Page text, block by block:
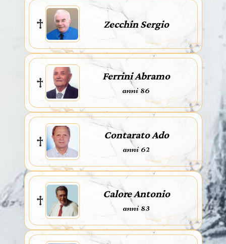
Zecchin Sergio
Ferrini Abramo
anni 86
Contarato Ado
anni 62
Calore Antonio
anni 83